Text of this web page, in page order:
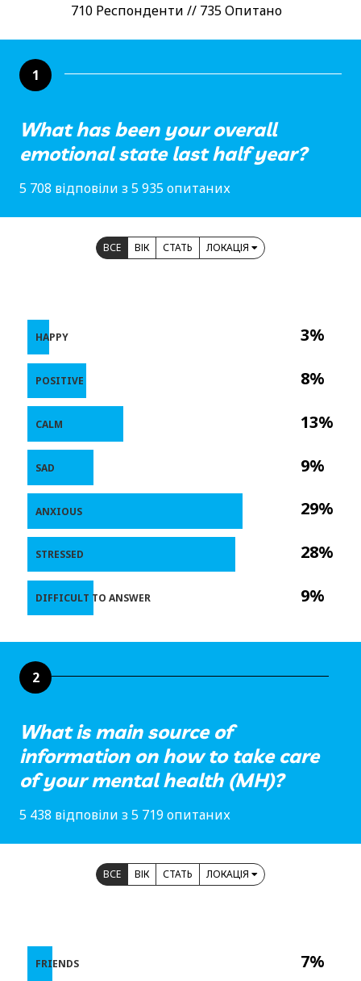
710 Респонденти // 735 Опитано
1
What has been your overall
emotional state last half year?
5 708 відповіли з 5 935 опитаних
ВСЕ ВІК СТАТЬ ЛОКАЦІЯ
3%
8%
13%
9%
29%
28%
9%
HAPPY
POSITIVE
CALM
SAD
ANXIOUS
STRESSED
DIFFICULT TO ANSWER
2
What is main source of
information on how to take care
of your mental health (MH)?
5 438 відповіли з 5 719 опитаних
ВСЕ ВІК СТАТЬ ЛОКАЦІЯ
7%
FRIENDS